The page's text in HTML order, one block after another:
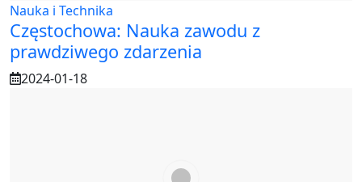
Nauka i Technika
Częstochowa: Nauka zawodu z
prawdziwego zdarzenia
2024-01-18